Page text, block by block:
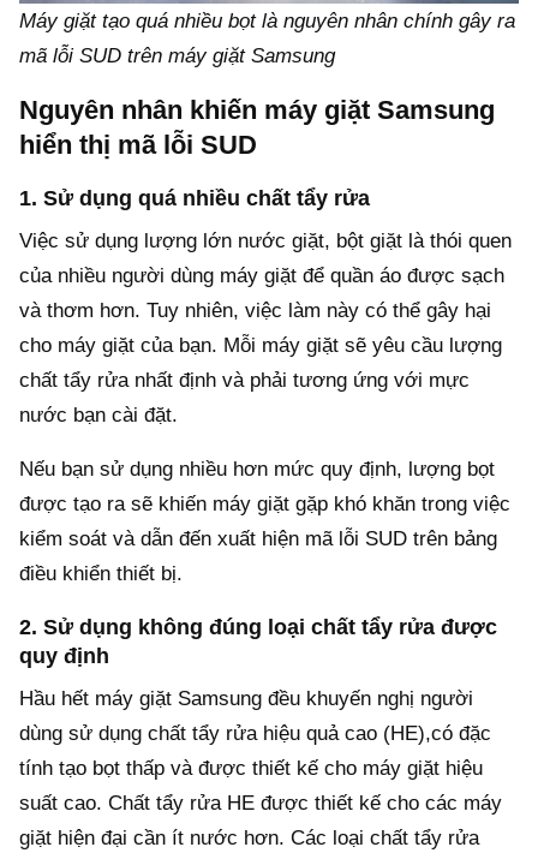
Máy giặt tạo quá nhiều bọt là nguyên nhân chính gây ra
mã lỗi SUD trên máy giặt Samsung
Nguyên nhân khiến máy giặt Samsung
hiển thị mã lỗi SUD
1. Sử dụng quá nhiều chất tẩy rửa
Việc sử dụng lượng lớn nước giặt, bột giặt là thói quen
của nhiều người dùng máy giặt để quần áo được sạch
và thơm hơn. Tuy nhiên, việc làm này có thể gây hại
cho máy giặt của bạn. Mỗi máy giặt sẽ yêu cầu lượng
chất tẩy rửa nhất định và phải tương ứng với mực
nước bạn cài đặt.
Nếu bạn sử dụng nhiều hơn mức quy định, lượng bọt
được tạo ra sẽ khiến máy giặt gặp khó khăn trong việc
kiểm soát và dẫn đến xuất hiện mã lỗi SUD trên bảng
điều khiển thiết bị.
2. Sử dụng không đúng loại chất tẩy rửa được
quy định
Hầu hết máy giặt Samsung đều khuyến nghị người
dùng sử dụng chất tẩy rửa hiệu quả cao (HE),có đặc
tính tạo bọt thấp và được thiết kế cho máy giặt hiệu
suất cao. Chất tẩy rửa HE được thiết kế cho các máy
giặt hiện đại cần ít nước hơn. Các loại chất tẩy rửa